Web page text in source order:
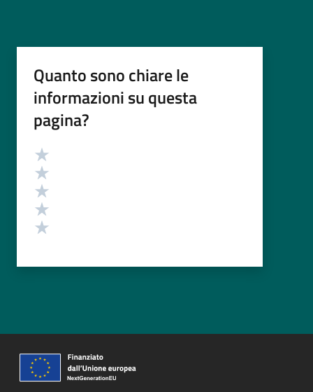
Quanto sono chiare le
informazioni su questa
pagina?
Valutazione